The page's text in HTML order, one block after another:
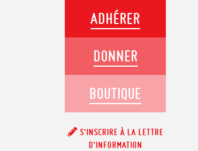
ADHÉRER
DONNER
BOUTIQUE
S’INSCRIRE À LA LETTRE
D’INFORMATION